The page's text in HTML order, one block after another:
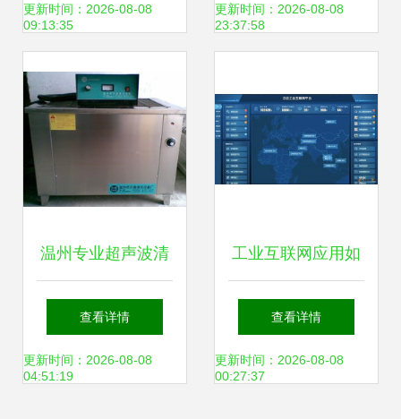
更新时间：2026-08-08
09:13:35
露 官方建议用户立
更新时间：2026-08-08
23:37:58
温州专业超声波清
洗机及清洗设备厂
价销售——除油去
查看详情
更新时间：2026-08-08
04:51:19
工业互联网应用如
何落到实处 从网络
设备销售切入的路
查看详情
更新时间：2026-08-08
00:27:37